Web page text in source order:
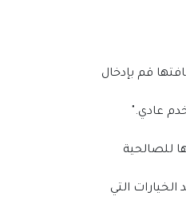
قم بإدخال
عادي."
للصالحية
التي